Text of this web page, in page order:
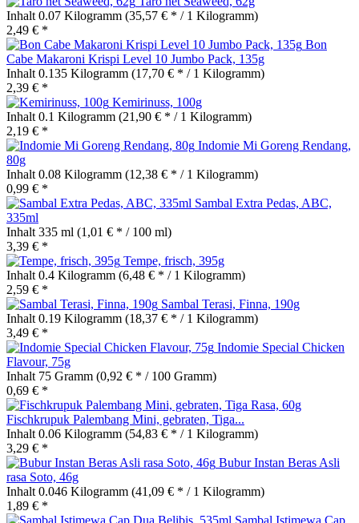
Inhalt 0.07 Kilogramm (35,57 € * / 1 Kilogramm)
2,49 € *
Bon
Cabe Makaroni Krispi Level 10 Jumbo Pack, 135g
Inhalt 0.135 Kilogramm (17,70 € * / 1 Kilogramm)
2,39 € *
Kemirinuss, 100g
Inhalt 0.1 Kilogramm (21,90 € * / 1 Kilogramm)
2,19 € *
Indomie Mi Goreng Rendang,
80g
Inhalt 0.08 Kilogramm (12,38 € * / 1 Kilogramm)
0,99 € *
Sambal Extra Pedas, ABC,
335ml
Inhalt 335 ml (1,01 € * / 100 ml)
3,39 € *
Tempe, frisch, 395g
Inhalt 0.4 Kilogramm (6,48 € * / 1 Kilogramm)
2,59 € *
Sambal Terasi, Finna, 190g
Inhalt 0.19 Kilogramm (18,37 € * / 1 Kilogramm)
3,49 € *
Indomie Special Chicken
Flavour, 75g
Inhalt 75 Gramm (0,92 € * / 100 Gramm)
0,69 € *
Fischkrupuk Palembang Mini, gebraten, Tiga...
Inhalt 0.06 Kilogramm (54,83 € * / 1 Kilogramm)
3,29 € *
Bubur Instan Beras Asli
rasa Soto, 46g
Inhalt 0.046 Kilogramm (41,09 € * / 1 Kilogramm)
1,89 € *
Sambal Istimewa Cap